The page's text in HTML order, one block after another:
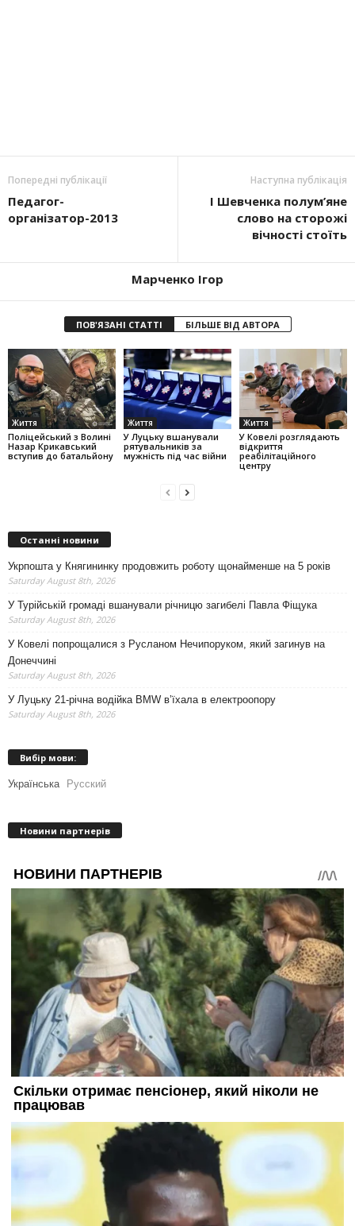
Попередні публікації
Педагог-
організатор-2013
Наступна публікація
I Шевченка полум’яне
слово на сторожі
вічності стоїть
Марченко Ігор
ПОВ'ЯЗАНІ СТАТТІ БІЛЬШЕ ВІД АВТОРА
Життя
Поліцейський з Волині
Назар Крикавський
вступив до батальйону
Життя
У Луцьку вшанували
рятувальників за
мужність під час війни
Життя
У Ковелі розглядають
відкриття
реабілітаційного
центру
Останні новини
Укрпошта у Княгининку продовжить роботу щонайменше на 5 років
Saturday August 8th, 2026
У Турійській громаді вшанували річницю загибелі Павла Фіщука
Saturday August 8th, 2026
У Ковелі попрощалися з Русланом Нечипоруком, який загинув на
Донеччині
Saturday August 8th, 2026
У Луцьку 21-річна водійка BMW в’їхала в електроопору
Saturday August 8th, 2026
Вибір мови:
Українська Русский
Новини партнерів